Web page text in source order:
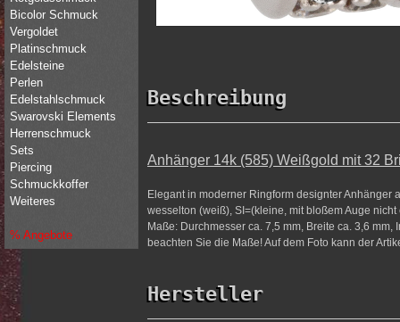
Beschreibung
Anhänger 14k (585) Weißgold mit 32
Elegant in moderner Ringform designter Anhänger
wesselton (weiß), SI=(kleine, mit bloßem Auge
Maße: Durchmesser ca. 7,5 mm, Breite ca. 3,6
beachten Sie die Maße! Auf dem Foto kann der
Hersteller
Bicolor Schmuck
Vergoldet
Platinschmuck
Edelsteine
Perlen
Edelstahlschmuck
Swarovski Elements
Herrenschmuck
Sets
Piercing
Schmuckkoffer
Weiteres
% Angebote